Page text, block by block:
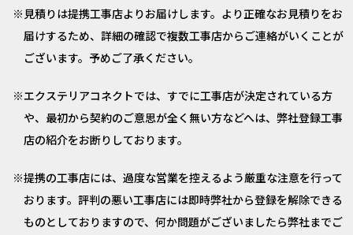
見積りは提携工事店よりお届けします。より正確なお見積りをお
届けするため、詳細の確認で複数工事店からご連絡がいくことが
ございます。予めご了承ください。
エクステリアコネクトでは、すでに工事店が決定されている方
や、最初から契約のご意思が全く無い方などへは、弊社登録工事
店の紹介をお断りしております。
提携の工事店には、過度な営業を控えるよう厳重な注意を行って
おります。評判の悪い工事店には即時弊社から登録を解除できる
ものとしておりますので、何か問題がございましたら弊社までご